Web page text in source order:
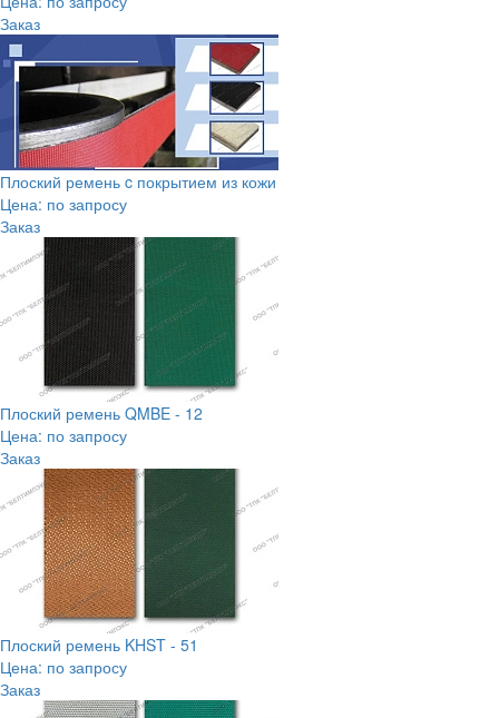
Заказ
Плоский ремень c покрытием из кожи
Цена: по запросу
Заказ
Плоский ремень QMBE - 12
Цена: по запросу
Заказ
Плоский ремень KHST - 51
Цена: по запросу
Заказ